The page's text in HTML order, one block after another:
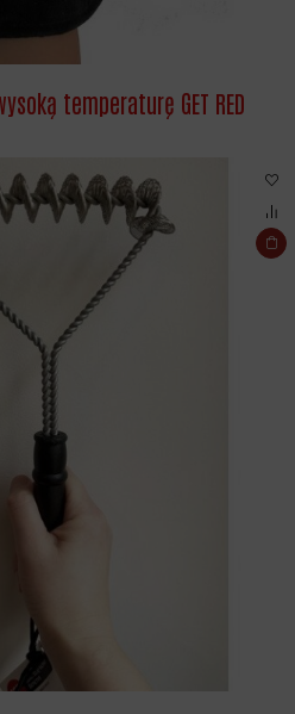
temperaturę GET RED